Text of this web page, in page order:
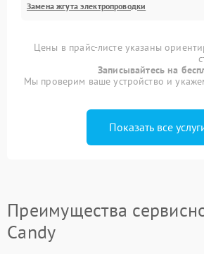
Замена жгута электропроводки
Цены в прайс-листе указаны
Записывайтесь на
Мы проверим ваше устройство и
Показать все
Преимущества
Candy